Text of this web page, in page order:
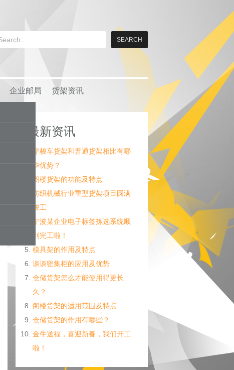
企业邮局 货架资讯
最新资讯
穿梭车货架和普通货架相比有哪
些优势？
阁楼货架的功能及特点
纺织机械行业重型货架项目圆满
竣工
宁波某企业电子标签拣选系统顺
利完工啦！
模具架的作用及特点
谈谈密集柜的应用及优势
仓储货架怎么才能使用得更长
久？
阁楼货架的适用范围及特点
仓储货架的作用有哪些？
金牛送福，喜迎新春，我们开工
啦！